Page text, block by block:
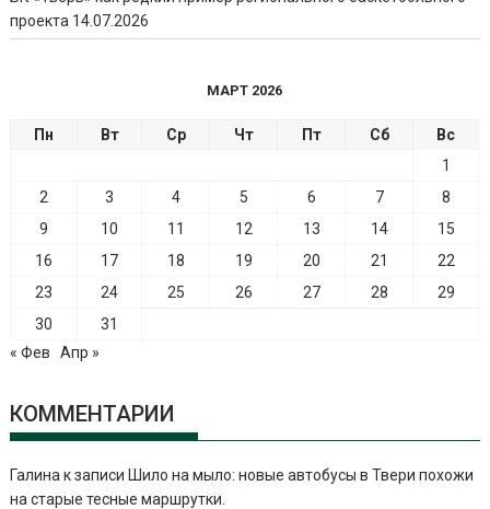
проекта 14.07.2026
МАРТ 2026
Пн Вт Ср Чт Пт Сб
Вс
1
2
3 4 5 6 7
8
9
10 11 12 13 14
15
16
17 18 19 20 21
22
23
24 25 26 27 28
29
30
31
« Фев
Апр »
КОММЕНТАРИИ
Галина к записи Шило на мыло: новые автобусы в Твери похожи
на старые тесные маршрутки.